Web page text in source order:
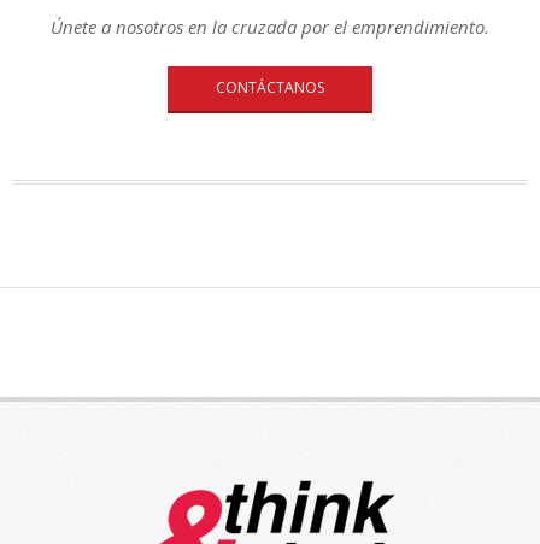
Únete a nosotros en la cruzada por el emprendimiento.
CONTÁCTANOS